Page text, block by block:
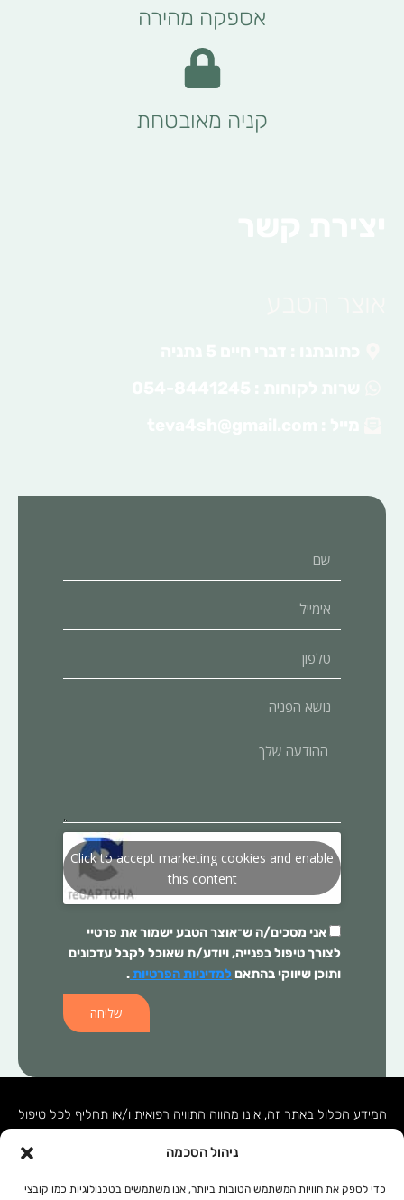
ניהול הסכמה
כדי לספק את חוויות המשתמש הטובות ביותר, אנו משתמשים בטכנולוגיות כמו קובצי
אספקה מהירה
קניה מאובטחת
הפניה
ההודעה
Click to accept marketing cookies and enable
this content
אני מסכים/ה ש־אוצר הטבעישמור את פרטיי
לצורך טיפול בפנייה, ויודע/ת שאוכל לקבל עדכונים
ותוכן שיווקי בהתאם למדיניות הפרטיות.
שליחה
המידע הכלול באתר זה, אינו מהווה התוויה רפואית ו/או תחליף לכל טיפול
המידע המופיע באתר זה מופנה לנשים ולגברים כאחד. אין להעתיק, לשכפל